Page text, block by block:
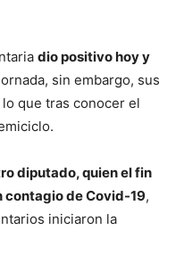
dio positivo hoy y
sin embargo, sus
que tras conocer el
diputado, quien el fin
contagio de Covid-19,
iniciaron la